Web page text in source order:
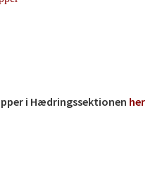
i Hædringssektionen her